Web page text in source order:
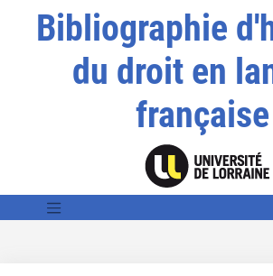
Bibliographie
du droit en
française